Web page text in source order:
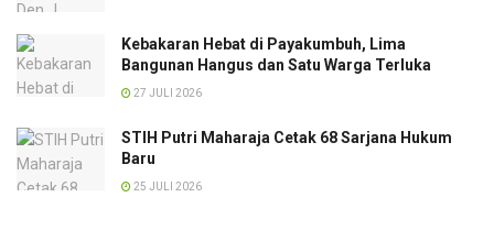
Kebakaran Hebat di Payakumbuh, Lima
Bangunan Hangus dan Satu Warga Terluka
27 JULI 2026
STIH Putri Maharaja Cetak 68 Sarjana Hukum
Baru
25 JULI 2026